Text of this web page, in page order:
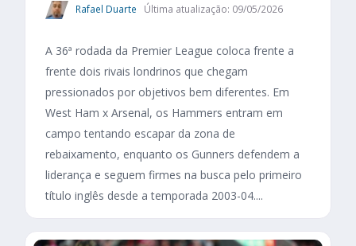
Rafael Duarte Última atualização: 09/05/2026
A 36ª rodada da Premier League coloca frente a
frente dois rivais londrinos que chegam
pressionados por objetivos bem diferentes. Em
West Ham x Arsenal, os Hammers entram em
campo tentando escapar da zona de
rebaixamento, enquanto os Gunners defendem a
liderança e seguem firmes na busca pelo primeiro
título inglês desde a temporada 2003-04....